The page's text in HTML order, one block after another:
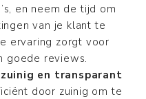
en neem de tijd om
van je klant te
ervaring zorgt voor
goede reviews.
en transparant
door zuinig om te